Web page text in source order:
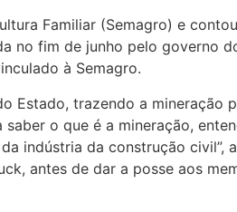
Familiar (Semagro) e
no fim de junho pelo governo
à Semagro.
Estado, trazendo a mineração
o que é a mineração,
indústria da construção civil”,
antes de dar a posse aos